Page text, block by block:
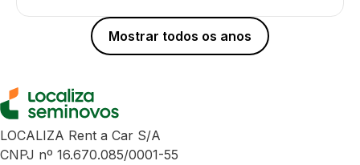
Mostrar todos os anos
LOCALIZA Rent a Car S/A
CNPJ nº 16.670.085/0001-55